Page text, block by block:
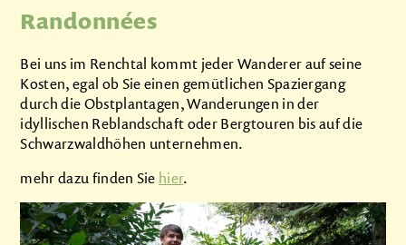
Activités
Animaux à la ferme
Nos logements
Randonnées
Bei uns im Renchtal kommt jeder Wanderer auf seine
Kosten, egal ob Sie einen gemütlichen Spaziergang
durch die Obstplantagen, Wanderungen in der
idyllischen Reblandschaft oder Bergtouren bis auf die
Schwarzwaldhöhen unternehmen.
mehr dazu finden Sie hier.